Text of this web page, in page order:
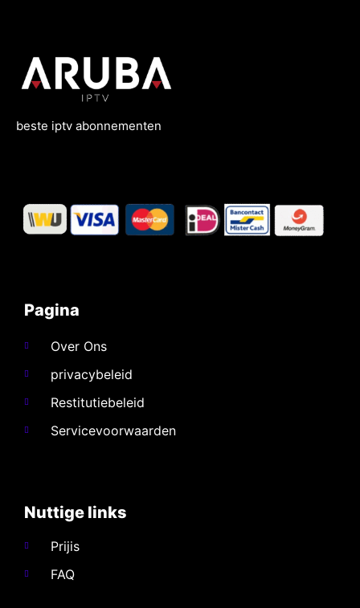
beste iptv abonnementen
Pagina
Over Ons
privacybeleid
Restitutiebeleid
Servicevoorwaarden
Nuttige links​
Prijis
FAQ